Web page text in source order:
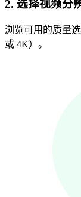
2. 选择视频分
浏览可用的质量
或 4K）。